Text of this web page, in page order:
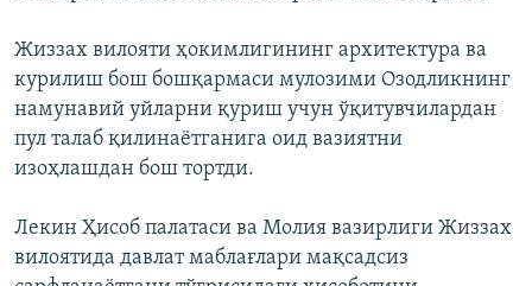
Жиззах вилояти ҳокимлигининг архитектура ва
курилиш бош бошқармаси мулозими Озодликнинг
намунавий уйларни қуриш учун ўқитувчилардан
пул талаб қилинаётганига оид вазиятни
изоҳлашдан бош тортди.
Лекин Ҳисоб палатаси ва Молия вазирлиги Жиззах
вилоятида давлат маблағлари мақсадсиз